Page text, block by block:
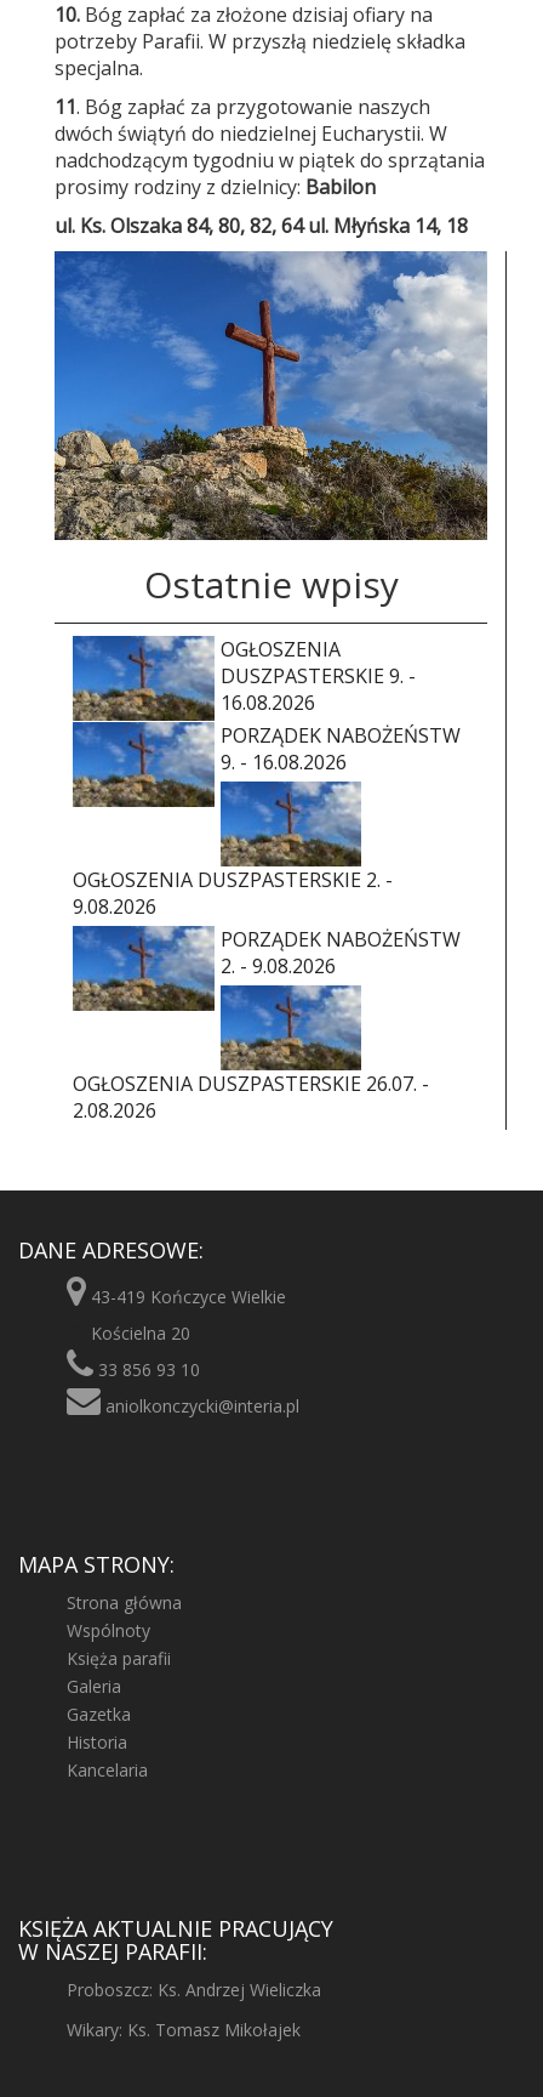
10. Bóg zapłać za złożone dzisiaj ofiary na
potrzeby Parafii. W przyszłą niedzielę składka
specjalna.
11. Bóg zapłać za przygotowanie naszych
dwóch świątyń do niedzielnej Eucharystii. W
nadchodzącym tygodniu w piątek do sprzątania
prosimy rodziny z dzielnicy: Babilon
ul. Ks. Olszaka 84, 80, 82, 64ul. Młyńska 14, 18
Ostatnie wpisy
OGŁOSZENIA
DUSZPASTERSKIE 9. -
16.08.2026
PORZĄDEK NABOŻEŃSTW
9. - 16.08.2026
OGŁOSZENIA DUSZPASTERSKIE 2. -
9.08.2026
PORZĄDEK NABOŻEŃSTW
2. - 9.08.2026
OGŁOSZENIA DUSZPASTERSKIE 26.07. -
2.08.2026
DANE ADRESOWE:
43-419 Kończyce Wielkie
Kościelna 20
33 856 93 10
aniolkonczycki@interia.pl
MAPA STRONY:
Strona główna
Wspólnoty
Księża parafii
Galeria
Gazetka
Historia
Kancelaria
KSIĘŻA AKTUALNIE PRACUJĄCY
W NASZEJ PARAFII:
Proboszcz: Ks. Andrzej Wieliczka
Wikary: Ks. Tomasz Mikołajek